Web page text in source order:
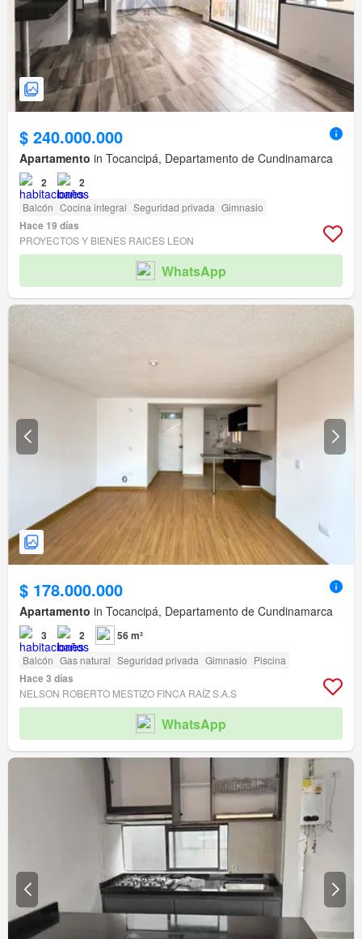
$ 240.000.000
Apartamento in Tocancipá, Departamento de Cundinamarca
2 2
Balcón Cocina integral Seguridad privada Gimnasio
Hace 19 días
PROYECTOS Y BIENES RAICES LEON
WhatsApp
$ 178.000.000
Apartamento in Tocancipá, Departamento de Cundinamarca
3 2 56 m²
Balcón Gas natural Seguridad privada Gimnasio Piscina
Hace 3 días
NELSON ROBERTO MESTIZO FINCA RAÍZ S.A.S
WhatsApp